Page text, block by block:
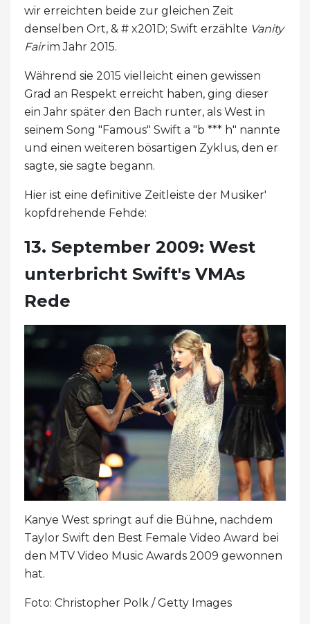
wir erreichten beide zur gleichen Zeit
denselben Ort, & # x201D; Swift erzählte Vanity
Fairim Jahr 2015.
Während sie 2015 vielleicht einen gewissen
Grad an Respekt erreicht haben, ging dieser
ein Jahr später den Bach runter, als West in
seinem Song "Famous" Swift a "b *** h" nannte
und einen weiteren bösartigen Zyklus, den er
sagte, sie sagte begann.
Hier ist eine definitive Zeitleiste der Musiker'
kopfdrehende Fehde:
13. September 2009: West
unterbricht Swift's VMAs
Rede
Kanye West springt auf die Bühne, nachdem
Taylor Swift den Best Female Video Award bei
den MTV Video Music Awards 2009 gewonnen
hat.
Foto: Christopher Polk / Getty Images